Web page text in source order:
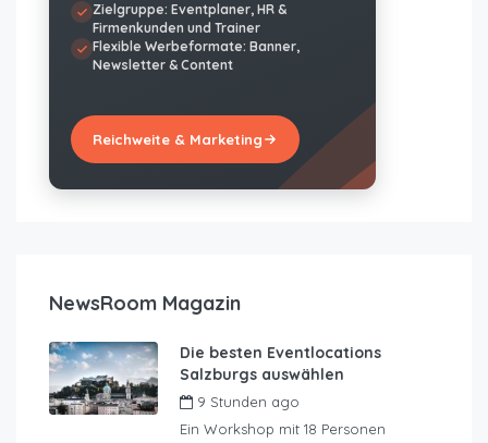
Zielgruppe: Eventplaner, HR &
Firmenkunden und Trainer
Flexible Werbeformate: Banner,
Newsletter & Content
Reichweite & Marketing
NewsRoom Magazin
Die besten Eventlocations
Salzburgs auswählen
9 Stunden ago
Ein Workshop mit 18 Personen